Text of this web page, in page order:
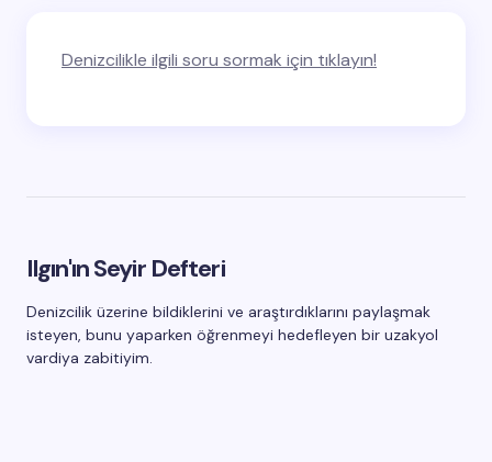
Denizcilikle ilgili soru sormak için tıklayın!
Ilgın'ın Seyir Defteri
Denizcilik üzerine bildiklerini ve araştırdıklarını paylaşmak
isteyen, bunu yaparken öğrenmeyi hedefleyen bir uzakyol
vardiya zabitiyim.